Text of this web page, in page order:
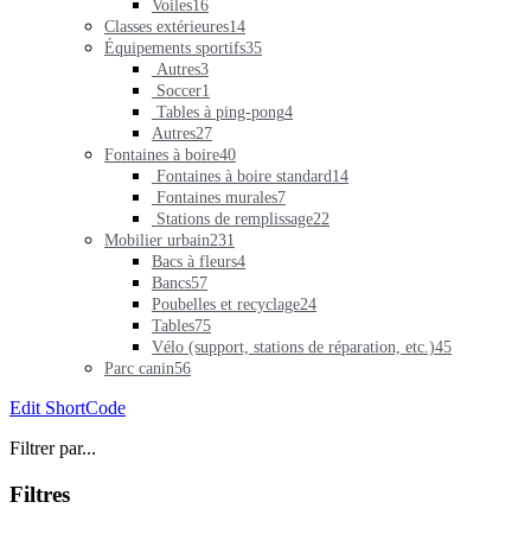
Voiles16
Classes extérieures14
Équipements sportifs35
Autres3
Soccer1
Tables à ping-pong4
Autres27
Fontaines à boire40
Fontaines à boire standard 14
Fontaines murales7
Stations de remplissage22
Mobilier urbain231
Bacs à fleurs4
Bancs57
Poubelles et recyclage24
Tables75
Vélo (support, stations de réparation, etc.)45
Parc canin56
Edit ShortCode
Filtrer par...
Filtres